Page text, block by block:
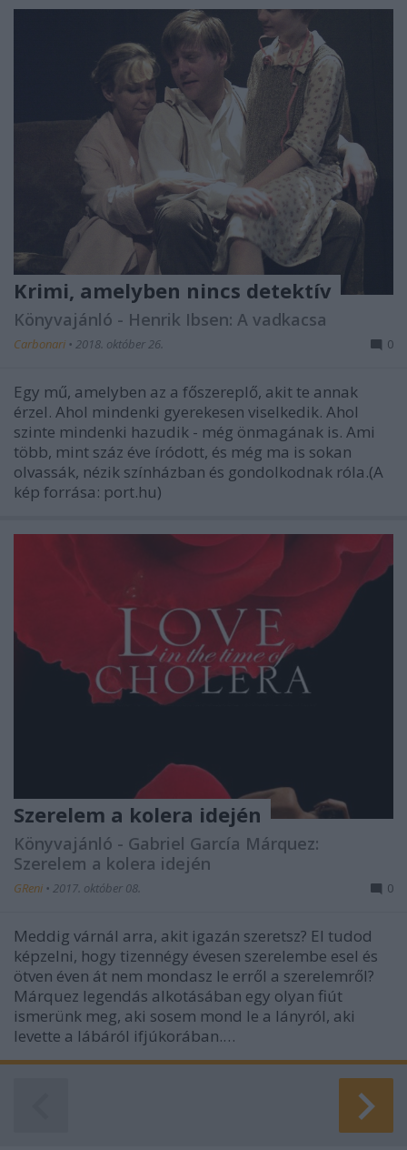
Krimi, amelyben nincs detektív
Könyvajánló - Henrik Ibsen: A vadkacsa
Carbonari • 2018. október 26. 0
Egy mű, amelyben az a főszereplő, akit te annak
érzel. Ahol mindenki gyerekesen viselkedik. Ahol
szinte mindenki hazudik - még önmagának is. Ami
több, mint száz éve íródott, és még ma is sokan
olvassák, nézik színházban és gondolkodnak róla.(A
kép forrása: port.hu)
Szerelem a kolera idején
Könyvajánló - Gabriel García Márquez:
Szerelem a kolera idején
GReni • 2017. október 08. 0
Meddig várnál arra, akit igazán szeretsz? El tudod
képzelni, hogy tizennégy évesen szerelembe esel és
ötven éven át nem mondasz le erről a szerelemről?
Márquez legendás alkotásában egy olyan fiút
ismerünk meg, aki sosem mond le a lányról, aki
levette a lábáról ifjúkorában.…